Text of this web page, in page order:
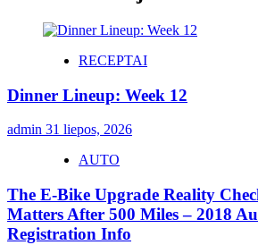
RECEPTAI
Dinner Lineup: Week 12
admin 31 liepos, 2026
AUTO
The E-Bike Upgrade Reality
Matters After 500 Miles – 2018
Registration Info